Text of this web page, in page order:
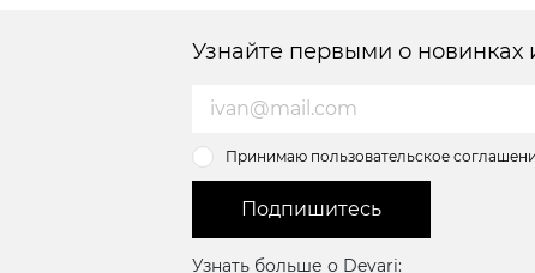
Узнайте первыми о новинках
Принимаю пользовательское
Подпишитесь
Узнать больше о Devari: